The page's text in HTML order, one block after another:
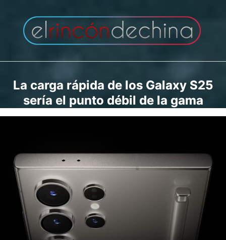
contenido
La carga rápida de los Galaxy S25
sería el punto débil de la gama